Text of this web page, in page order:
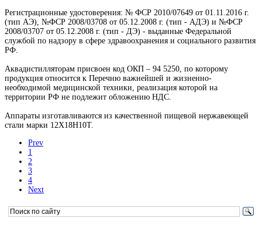
Регистрационные удостоверения: № ФСР 2010/07649 от 01.11.2016 г.
(тип АЭ), №ФСР 2008/03708 от 05.12.2008 г. (тип - АДЭ) и №ФСР
2008/03707 от 05.12.2008 г. (тип - ДЭ) - выданные Федеральной
службой по надзору в сфере здравоохранения и социального развития
РФ.
Аквадистилляторам присвоен код ОКП – 94 5250, по которому
продукция относится к Перечню важнейшей и жизненно-
необходимой медицинской техники, реализация которой на
территории РФ не подлежит обложению НДС.
Аппараты изготавливаются из качественной пищевой нержавеющей
стали марки 12Х18Н10Т.
Prev
1
2
3
4
Next